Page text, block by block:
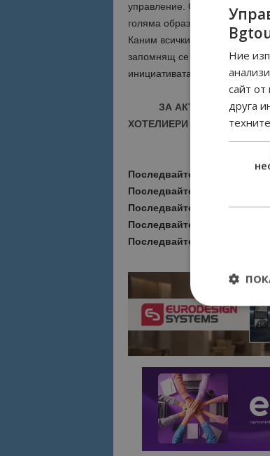
управление. Съзнаваме
голяма образователна
Каним всички училища в
запомнящ се формат за
инициативата
ЗА АКТУАЛНИ
ХОТЕЛИЕРИ -
Последвайте ни за още
Последвайте
Bgtourism.bg
Последвайте
Bgtourism.bg
Последвайте
Последвайте
Ние
сайт
друга
Име